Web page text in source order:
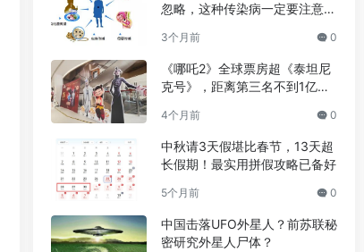
忽略，这种传染病一定要注意预
3个月前 0
《哪吒2》全球票房超《泰坦尼
克号》，距离第三名不到1亿美
4个月前 0
中秋请3天假堪比春节，13天超
长假期！最实用拼假攻略已备好
5个月前 0
中国击落UFO外星人？前苏联秘
密研究外星人尸体？